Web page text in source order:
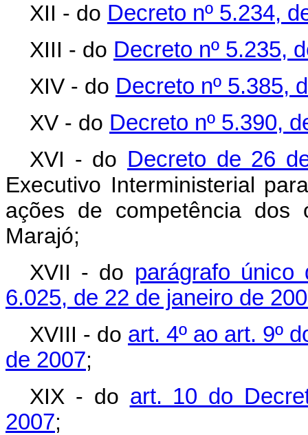
XII - do Decreto nº 5.234,
XIII - do Decreto nº 5.235,
XIV - do Decreto nº 5.385,
XV - do Decreto nº 5.390,
XVI - do Decreto de 26
Executivo Interministerial
ações de competência dos
Marajó;
XVII - do parágrafo
6.025, de 22 de janeiro de
XVIII - do art. 4º ao art. 9º
de 2007;
XIX - do art. 10 do
2007;